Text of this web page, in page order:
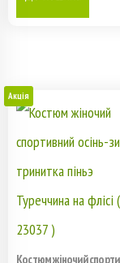
Акція
Костюм жіночий